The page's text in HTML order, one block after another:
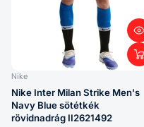
Nike
Nike Inter Milan Strike Men's
Navy Blue sötétkék
rövidnadrág II2621492